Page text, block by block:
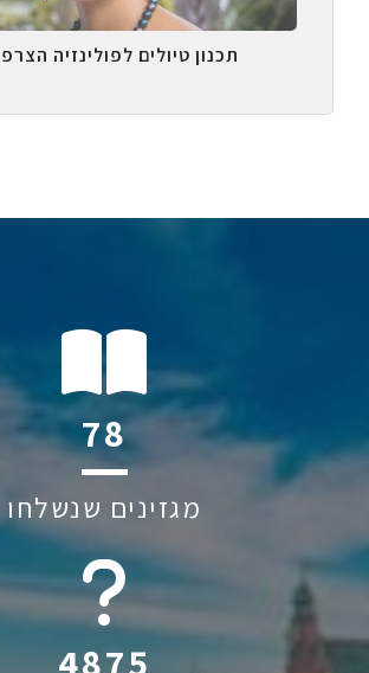
תכנון טיולים לפולינזיה
110
מגזינים שנשלחו
6045